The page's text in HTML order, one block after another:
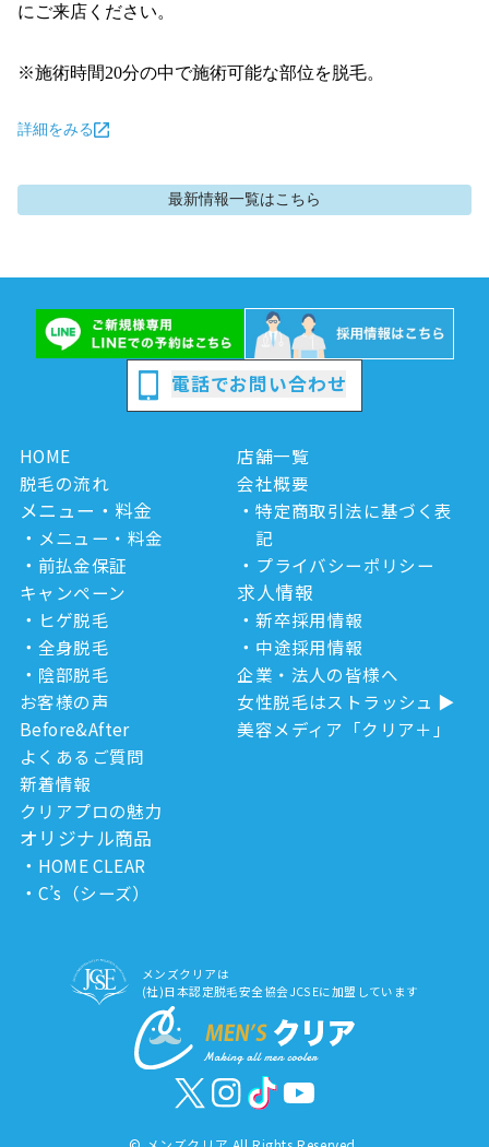
にご来店ください。
※施術時間20分の中で施術可能な部位を脱毛。
詳細をみる
最新情報一覧はこちら
電話でお問い合わせ
HOME
脱毛の流れ
メニュー・料金
メニュー・料金
前払金保証
キャンペーン
ヒゲ脱毛
全身脱毛
陰部脱毛
お客様の声
Before&After
よくあるご質問
新着情報
クリアプロの魅力
オリジナル商品
HOME CLEAR
C’s（シーズ）
店舗一覧
会社概要
特定商取引法に基づく表
記
プライバシーポリシー
求人情報
新卒採用情報
中途採用情報
企業・法人の皆様へ
女性脱毛はストラッシュ
美容メディア「クリア＋」
メンズクリアは
(社)日本認定脱毛安全協会JCSEに加盟しています